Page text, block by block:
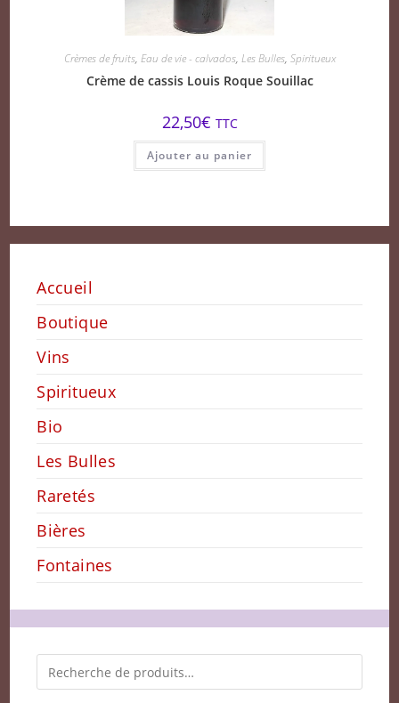
Crèmes de fruits, Eau de vie - calvados, Les Bulles, Spiritueux
Crème de cassis Louis Roque Souillac
22,50€ TTC
Ajouter au panier
Accueil
Boutique
Vins
Spiritueux
Bio
Les Bulles
Raretés
Bières
Fontaines